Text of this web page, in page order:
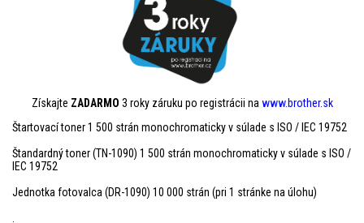
Získajte ZADARMO 3 roky záruku po registrácii na www.brother.sk
Štartovací toner 1 500 strán monochromaticky v súlade s ISO / IEC 19752
Štandardný toner (TN-1090) 1 500 strán monochromaticky v súlade s ISO /
IEC 19752
Jednotka fotovalca (DR-1090) 10 000 strán (pri 1 stránke na úlohu)